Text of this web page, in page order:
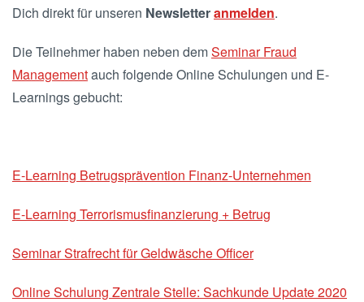
Dich direkt für unseren Newsletteranmelden.
Die Teilnehmer haben neben demSeminar Fraud
Managementauch folgende Online Schulungen und E-
Learnings gebucht:
E-Learning Betrugsprävention Finanz-Unternehmen
E-Learning Terrorismusfinanzierung + Betrug
Seminar Strafrecht für Geldwäsche Officer
Online Schulung Zentrale Stelle: Sachkunde Update 2020